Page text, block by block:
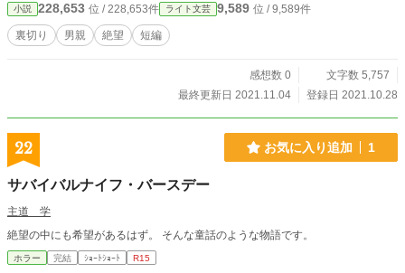
小説 228,653 位 / 228,653件 ライト文芸 9,589 位 / 9,589件
裏切り 男親 絶望 短編
感想数 0
文字数 5,757
最終更新日 2021.11.04
登録日 2021.10.28
22 お気に入り追加 1
サバイバルナイフ・バースデー
主道 学
絶望の中にも希望があるはず。 そんな童話のような物語です。
ホラー 完結 ｼｮｰﾄｼｮｰﾄ R15